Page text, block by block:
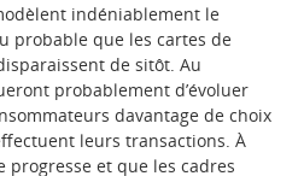
indéniablement le
probable que les cartes de
de sitôt. Au
probablement d’évoluer
davantage de choix
leurs transactions. À
progresse et que les cadres